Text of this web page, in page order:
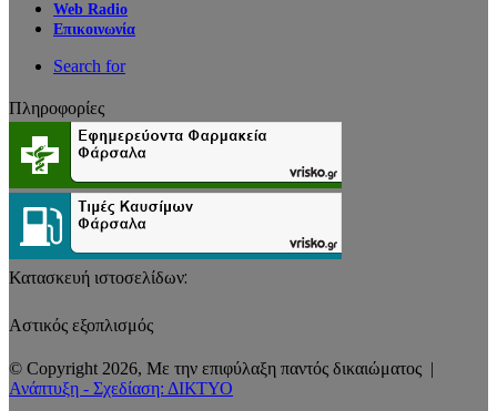
Web Radio
Επικοινωνία
Search for
Πληροφορίες
Κατασκευή ιστοσελίδων:
Αστικός εξοπλισμός
© Copyright 2026, Με την επιφύλαξη παντός δικαιώματος |
Ανάπτυξη - Σχεδίαση: ΔΙΚΤΥΟ